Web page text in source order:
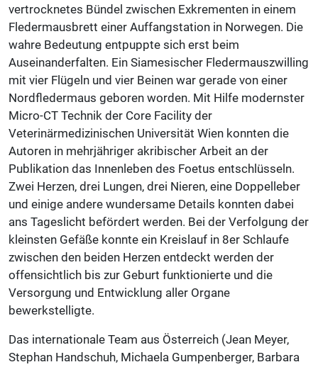
vertrocknetes Bündel zwischen Exkrementen in einem
Fledermausbrett einer Auffangstation in Norwegen. Die
wahre Bedeutung entpuppte sich erst beim
Auseinanderfalten. Ein Siamesischer Fledermauszwilling
mit vier Flügeln und vier Beinen war gerade von einer
Nordfledermaus geboren worden. Mit Hilfe modernster
Micro-CT Technik der Core Facility der
Veterinärmedizinischen Universität Wien konnten die
Autoren in mehrjähriger akribischer Arbeit an der
Publikation das Innenleben des Foetus entschlüsseln.
Zwei Herzen, drei Lungen, drei Nieren, eine Doppelleber
und einige andere wundersame Details konnten dabei
ans Tageslicht befördert werden. Bei der Verfolgung der
kleinsten Gefäße konnte ein Kreislauf in 8er Schlaufe
zwischen den beiden Herzen entdeckt werden der
offensichtlich bis zur Geburt funktionierte und die
Versorgung und Entwicklung aller Organe
bewerkstelligte.
Das internationale Team aus Österreich (Jean Meyer,
Stephan Handschuh, Michaela Gumpenberger, Barbara